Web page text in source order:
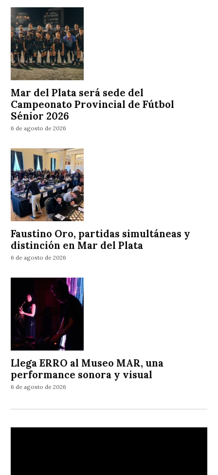
Mar del Plata será sede del
Campeonato Provincial de Fútbol
Sénior 2026
6 de agosto de 2026
Faustino Oro, partidas simultáneas y
distinción en Mar del Plata
6 de agosto de 2026
Llega ERRO al Museo MAR, una
performance sonora y visual
6 de agosto de 2026